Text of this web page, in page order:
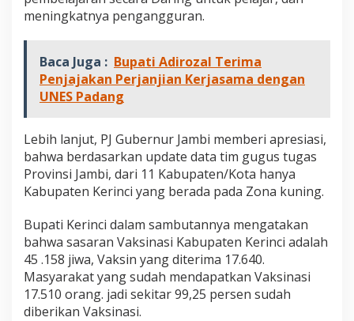
i
r
a
l
T
e
t
a
n
.
5
0
0
J
i
meningkatnya pengangguran.
Baca Juga : Bupati Adirozal Terima
Penjajakan Perjanjian Kerjasama dengan
UNES Padang
Lebih lanjut, PJ Gubernur Jambi memberi apresiasi,
bahwa berdasarkan update data tim gugus tugas
Provinsi Jambi, dari 11 Kabupaten/Kota hanya
Kabupaten Kerinci yang berada pada Zona kuning.
Bupati Kerinci dalam sambutannya mengatakan
bahwa sasaran Vaksinasi Kabupaten Kerinci adalah
45 .158 jiwa, Vaksin yang diterima 17.640.
Masyarakat yang sudah mendapatkan Vaksinasi
17.510 orang. jadi sekitar 99,25 persen sudah
diberikan Vaksinasi.